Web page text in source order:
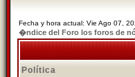
Fecha y hora actual: Vie Ago 07,
�ndice del Foro los foros de
Política